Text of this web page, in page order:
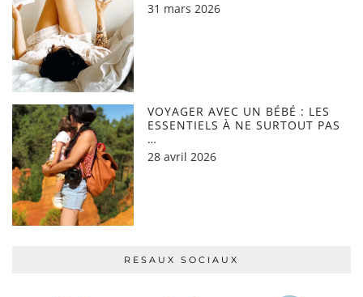
31 mars 2026
VOYAGER AVEC UN BÉBÉ : LES
ESSENTIELS À NE SURTOUT PAS
…
28 avril 2026
RESAUX SOCIAUX